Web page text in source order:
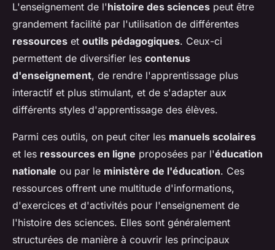
L'enseignement de l'histoire des sciences peut être
grandement facilité par l'utilisation de différentes
ressources et outils pédagogiques. Ceux-ci
permettent de diversifier les contenus
d'enseignement, de rendre l'apprentissage plus
interactif et plus stimulant, et de s'adapter aux
différents styles d'apprentissage des élèves.
Parmi ces outils, on peut citer les manuels scolaires
et les ressources en ligne proposées par l'éducation
nationale ou par le ministère de l'éducation. Ces
ressources offrent une multitude d'informations,
d'exercices et d'activités pour l'enseignement de
l'histoire des sciences. Elles sont généralement
structurées de manière à couvrir les principaux